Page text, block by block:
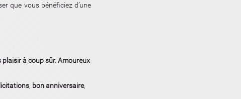
que vous bénéficiez d’une
plaisir à coup sûr. Amoureux
, bon anniversaire,